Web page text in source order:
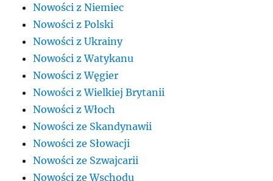
Nowości z Niemiec
Nowości z Polski
Nowości z Ukrainy
Nowości z Watykanu
Nowości z Węgier
Nowości z Wielkiej Brytanii
Nowości z Włoch
Nowości ze Skandynawii
Nowości ze Słowacji
Nowości ze Szwajcarii
Nowości ze Wschodu